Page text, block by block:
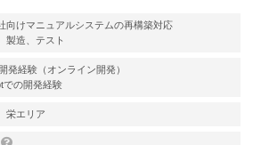
向けマニュアルシステムの再構築対応
製造、テスト
発経験（オンライン開発）
での開発経験
栄エリア